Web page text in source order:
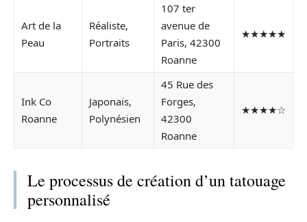
Art de la
Peau
Réaliste,
Portraits
107 ter
avenue de
Paris, 42300
Roanne
★★★★★
Ink Co
Roanne
Japonais,
Polynésien
45 Rue des
Forges,
42300
Roanne
★★★★☆
Le processus de création d’un tatouage
personnalisé